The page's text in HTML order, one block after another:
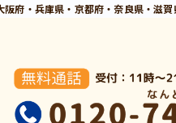
府・兵庫県・京都府・奈良県・滋